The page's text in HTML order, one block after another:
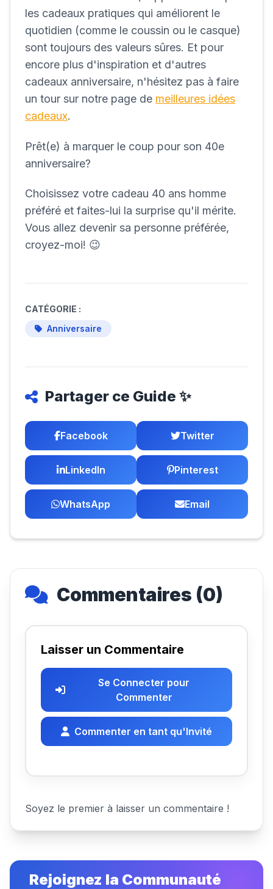
les cadeaux pratiques qui améliorent le
quotidien (comme le coussin ou le casque)
sont toujours des valeurs sûres. Et pour
encore plus d'inspiration et d'autres
cadeaux anniversaire, n'hésitez pas à faire
un tour sur notre page de meilleures idées
cadeaux.
Prêt(e) à marquer le coup pour son 40e
anniversaire?
Choisissez votre cadeau 40 ans homme
préféré et faites-lui la surprise qu'il mérite.
Vous allez devenir sa personne préférée,
croyez-moi! 😉
CATÉGORIE :
Anniversaire
Partager ce Guide ✨
Facebook Twitter
LinkedIn Pinterest
WhatsApp Email
Commentaires (0)
Laisser un Commentaire
Se Connecter pour
Commenter
Commenter en tant qu'Invité
Soyez le premier à laisser un commentaire !
Rejoignez la Communauté